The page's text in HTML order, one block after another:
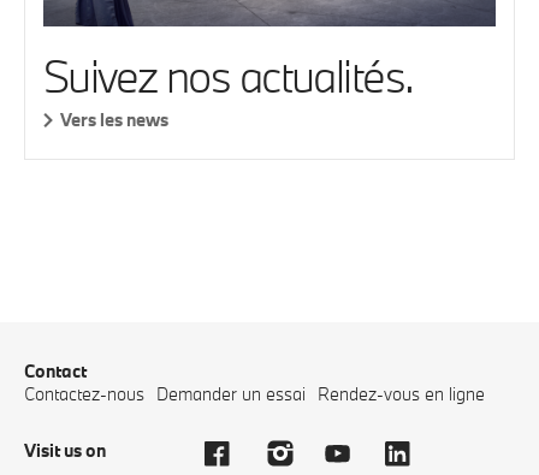
Suivez nos actualités.
Vers les news
Contact
Contactez-nous Demander un essai Rendez-vous en ligne
Visit us on